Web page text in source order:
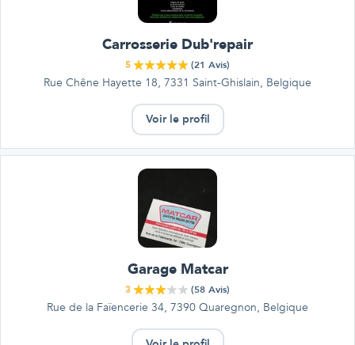
Carrosserie Dub'repair
5 (21 Avis)
Rue Chêne Hayette 18, 7331 Saint-Ghislain, Belgique
Voir le profil
Garage Matcar
3 (58 Avis)
Rue de la Faïencerie 34, 7390 Quaregnon, Belgique